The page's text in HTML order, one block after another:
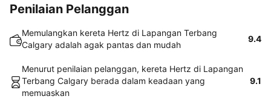
Penilaian Pelanggan
Memulangkan kereta Hertz di Lapangan Terbang
Calgary adalah agak pantas dan mudah
9.4
Menurut penilaian pelanggan, kereta Hertz di Lapangan
Terbang Calgary berada dalam keadaan yang
memuaskan
9.1